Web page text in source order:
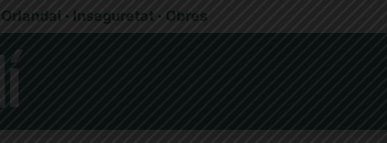
Orlandai · Inseguretat · Obres